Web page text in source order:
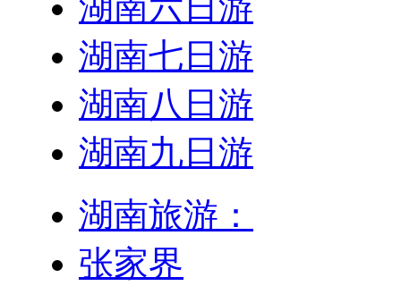
湖南七日游
湖南八日游
湖南九日游
湖南旅游：
张家界